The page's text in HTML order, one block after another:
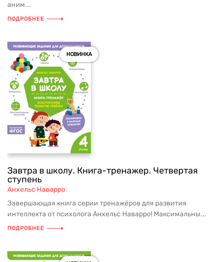
аним...
ПОДРОБНЕЕ
НОВИНКА
Завтра в школу. Книга-тренажер. Четвертая
ступень
Анхельс Наварро
Завершающая книга серии тренажёров для развития
интеллекта от психолога Анхельс Наварро! Максимальны...
ПОДРОБНЕЕ